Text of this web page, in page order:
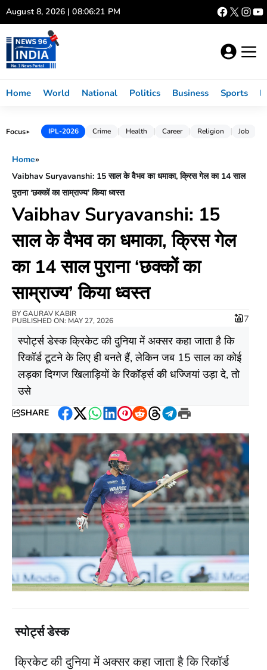
Skip
to
content
August 8, 2026 | 08:06:22 PM
Home World National Politics Business Sports
Focus► IPL-2026 Crime Health Career Religion Job
Home»
Vaibhav Suryavanshi: 15 साल के वैभव का धमाका, क्रिस गेल का 14 साल
पुराना ‘छक्कों का साम्राज्य’ किया ध्वस्त
Vaibhav Suryavanshi: 15
साल के वैभव का धमाका, क्रिस गेल
का 14 साल पुराना ‘छक्कों का
साम्राज्य’ किया ध्वस्त
BYGAURAV KABIR
PUBLISHED ON: MAY 27, 2026 7
​स्पोर्ट्स डेस्क ​क्रिकेट की दुनिया में अक्सर कहा जाता है कि
रिकॉर्ड टूटने के लिए ही बनते हैं, लेकिन जब 15 साल का कोई
लड़का दिग्गज खिलाड़ियों के रिकॉर्ड्स की धज्जियां उड़ा दे, तो
उसे
SHARE
Facebook
Twitter
WhatsApp
LinkedIn
Pinterest
RedditThreads
Telegram
Print
स्पोर्ट्स डेस्क
​क्रिकेट की दुनिया में अक्सर कहा जाता है कि रिकॉर्ड